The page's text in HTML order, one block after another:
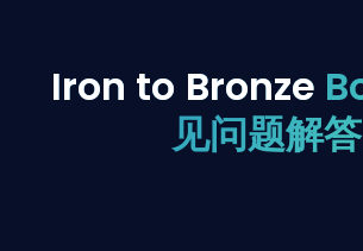
Iron to Bronze
见问题解答